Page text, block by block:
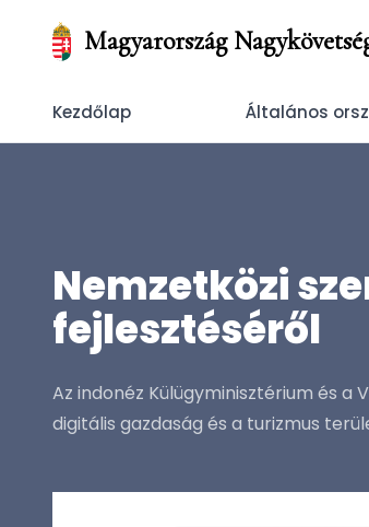
Magyarország
Kezdőlap Általános
Nemzetközi
fejlesztéséről
Az indonéz Külügyminisztérium és
digitális gazdaság és a turizmus